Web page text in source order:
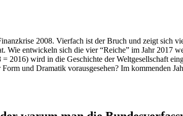
2008. Vierfach ist der Bruch und zeigt sich
entwickeln sich die vier “Reiche” im Jahr 2017
2016) wird in die Geschichte der Weltgesellschaft
und Dramatik vorausgesehen? Im kommenden